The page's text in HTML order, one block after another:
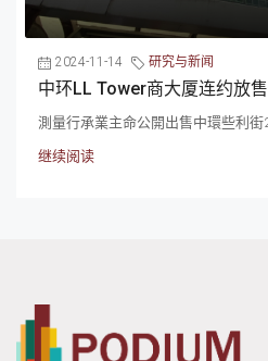
2024-11-14 研究与新闻
中环LL Tower商大厦连约放
測量行承業主命公開出售中環些利街
继续阅读